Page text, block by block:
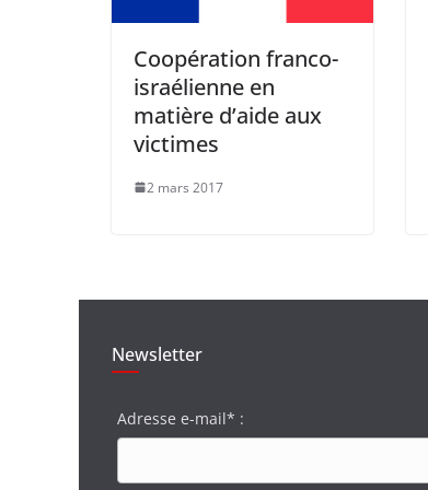
Coopération franco-
israélienne en
matière d’aide aux
victimes
2 mars 2017
Newsletter
Adresse e-mail* :